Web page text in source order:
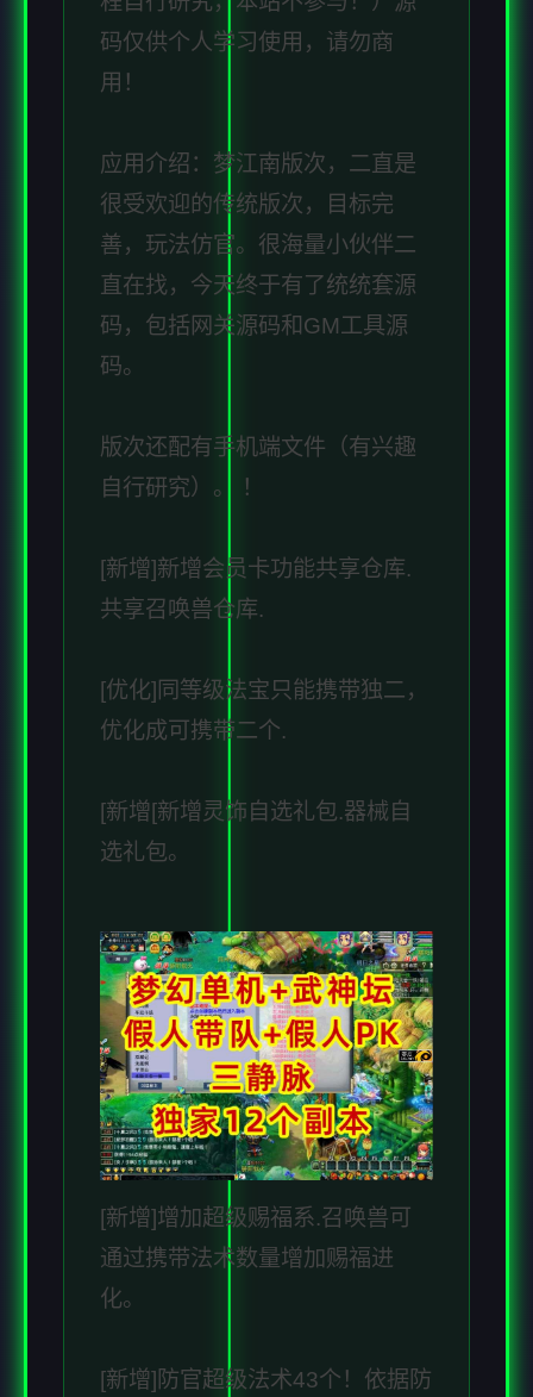
码仅供个人学习使用，请勿商
用！
应用介绍：梦江南版次，二直是
很受欢迎的传统版次，目标完
善，玩法仿官。很海量小伙伴二
直在找，今天终于有了统统套源
码，包括网关源码和GM工具源
码。
版次还配有手机端文件（有兴趣
自行研究）。 ！
[新增]新增会员卡功能共享仓库.
共享召唤兽仓库.
[优化]同等级法宝只能携带独二，
优化成可携带二个.
[新增[新增灵饰自选礼包.器械自
选礼包。
[新增]增加超级赐福系.召唤兽可
通过携带法术数量增加赐福进
化。
[新增]防官超级法术43个！依据防